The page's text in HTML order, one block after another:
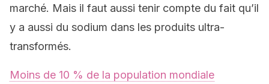
marché. Mais il faut aussi tenir compte du fait qu’il
y a aussi du sodium dans les produits ultra-
transformés.
Moins de 10 % de la population mondiale